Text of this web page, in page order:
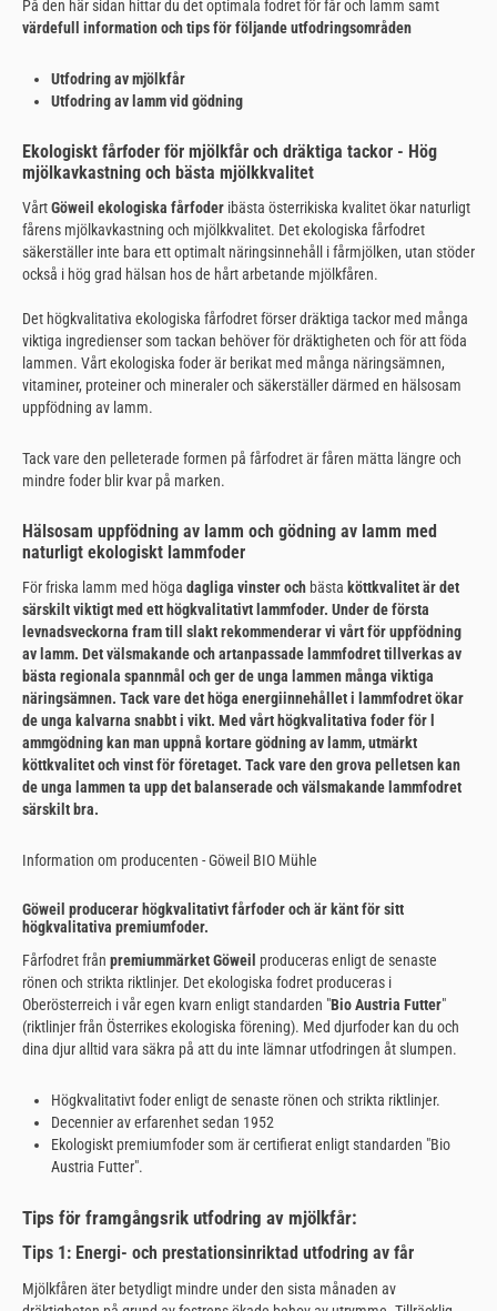
På den här sidan hittar du det optimala fodret för får och lamm samt
värdefull information och tips för följande utfodringsområden
Utfodring av mjölkfår
Utfodring av lamm vid gödning
Ekologiskt fårfoder för mjölkfår och dräktiga tackor - Hög
mjölkavkastning och bästa mjölkkvalitet
VårtGöweil ekologiska fårfoder ibästa österrikiska kvalitet ökar naturligt
fårens mjölkavkastning och mjölkkvalitet. Det ekologiska fårfodret
säkerställer inte bara ett optimalt näringsinnehåll i fårmjölken, utan stöder
också i hög grad hälsan hos de hårt arbetande mjölkfåren.
Det högkvalitativa ekologiska fårfodret förser dräktiga tackor med många
viktiga ingredienser som tackan behöver för dräktigheten och för att föda
lammen. Vårt ekologiska foder är berikat med många näringsämnen,
vitaminer, proteiner och mineraler och säkerställer därmed en hälsosam
uppfödning av lamm.
Tack vare den pelleterade formen på fårfodret är fåren mätta längre och
mindre foder blir kvar på marken.
Hälsosam uppfödning av lamm och gödning av lamm med
naturligt ekologiskt lammfoder
För friska lamm med höga dagliga vinster och bästa köttkvalitet är det
särskilt viktigt med ett högkvalitativt lammfoder. Under de första
levnadsveckorna fram till slakt rekommenderar vi vårt för uppfödning
av lamm. Det välsmakande och artanpassade lammfodret tillverkas av
bästa regionala spannmål och ger de unga lammen många viktiga
näringsämnen. Tack vare det höga energiinnehållet i lammfodret ökar
de unga kalvarna snabbt i vikt. Med vårt högkvalitativa foder för l
ammgödning kan man uppnå kortare gödning av lamm, utmärkt
köttkvalitet och vinst för företaget. Tack vare den grova pelletsen kan
de unga lammen ta upp det balanserade och välsmakande lammfodret
särskilt bra.
Information om producenten - Göweil BIO Mühle
Göweil producerar högkvalitativt fårfoder och är känt för sitt
högkvalitativa premiumfoder.
Fårfodret från premiummärket Göweil produceras enligt de senaste
rönen och strikta riktlinjer. Det ekologiska fodret produceras i
Oberösterreich i vår egen kvarn enligt standarden "Bio Austria Futter"
(riktlinjer från Österrikes ekologiska förening). Med djurfoder kan du och
dina djur alltid vara säkra på att du inte lämnar utfodringen åt slumpen.
Högkvalitativt foder enligt de senaste rönen och strikta riktlinjer.
Decennier av erfarenhet sedan 1952
Ekologiskt premiumfoder som är certifierat enligt standarden "Bio
Austria Futter".
Tips för framgångsrik utfodring av mjölkfår:
Tips 1: Energi- och prestationsinriktad utfodring av får
Mjölkfåren äter betydligt mindre under den sista månaden av